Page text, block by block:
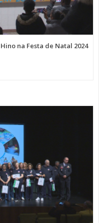
na Festa de Natal 2024